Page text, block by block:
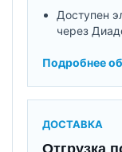
Доступен
через
Подробнее
ДОСТАВКА
Отгрузка